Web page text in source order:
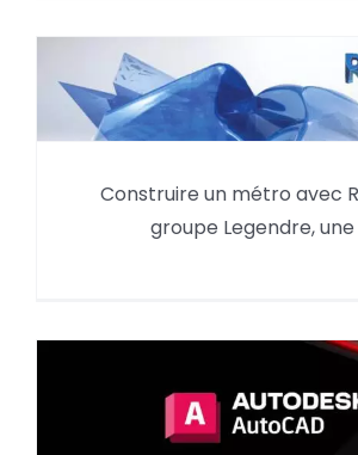
Construire un métro
Construire un métro avec
groupe Legendre, une